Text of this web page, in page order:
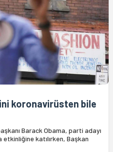
koronavirüsten bile
Barack Obama, parti adayı
katılırken, Başkan